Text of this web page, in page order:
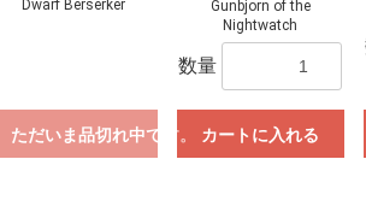
Dwarf Berserker
ただいま品切れ中です。
Gunbjorn of the
Nightwatch
数量
カートに入れる